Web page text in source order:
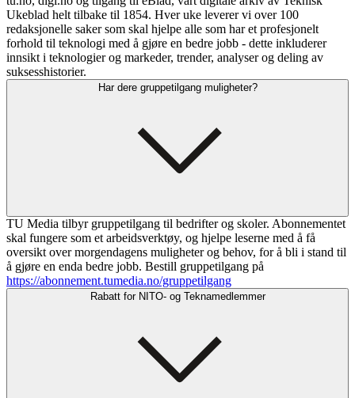
Ukeblad helt tilbake til 1854. Hver uke leverer vi over 100
redaksjonelle saker som skal hjelpe alle som har et profesjonelt
forhold til teknologi med å gjøre en bedre jobb - dette inkluderer
innsikt i teknologier og markeder, trender, analyser og deling av
suksesshistorier.
Har dere gruppetilgang muligheter?
TU Media tilbyr gruppetilgang til bedrifter og skoler. Abonnementet
skal fungere som et arbeidsverktøy, og hjelpe leserne med å få
oversikt over morgendagens muligheter og behov, for å bli i stand til
å gjøre en enda bedre jobb. Bestill gruppetilgang på
https://abonnement.tumedia.no/gruppetilgang
Rabatt for NITO- og Teknamedlemmer